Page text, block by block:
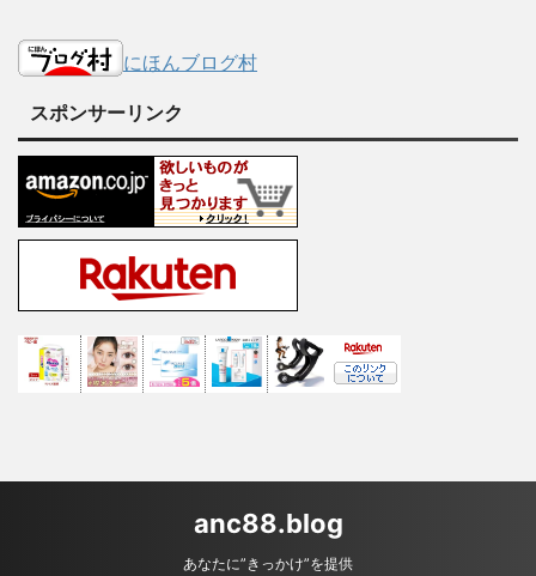
にほんブログ村
スポンサーリンク
anc88.blog
あなたに”きっかけ”を提供